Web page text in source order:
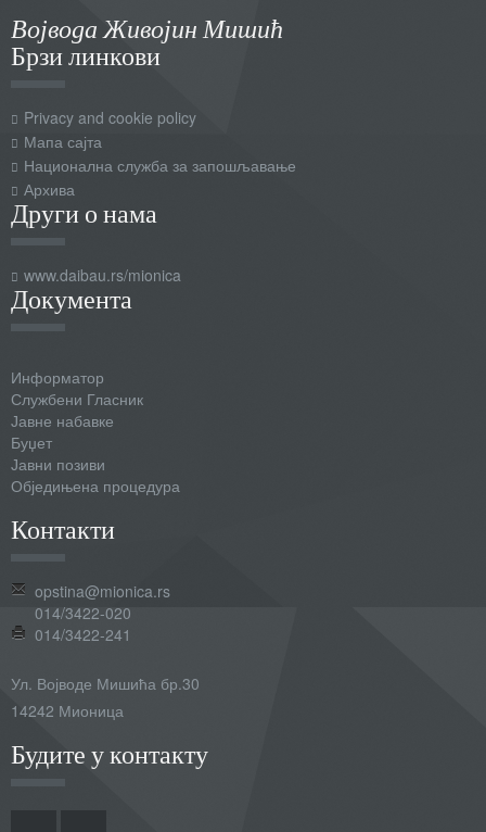
Војвода Живојин Мишић
Брзи линкови
Privacy and cookie policy
Мапа сајта
Национална служба за запошљавање
Архива
Други о нама
www.daibau.rs/mionica
Документа
Информатор
Службени Гласник
Јавне набавке
Буџет
Јавни позиви
Обједињена процедура
Контакти
opstina@mionica.rs
014/3422-020
014/3422-241
Ул. Војводе Мишића бр.30
14242 Мионица
Будите у контакту